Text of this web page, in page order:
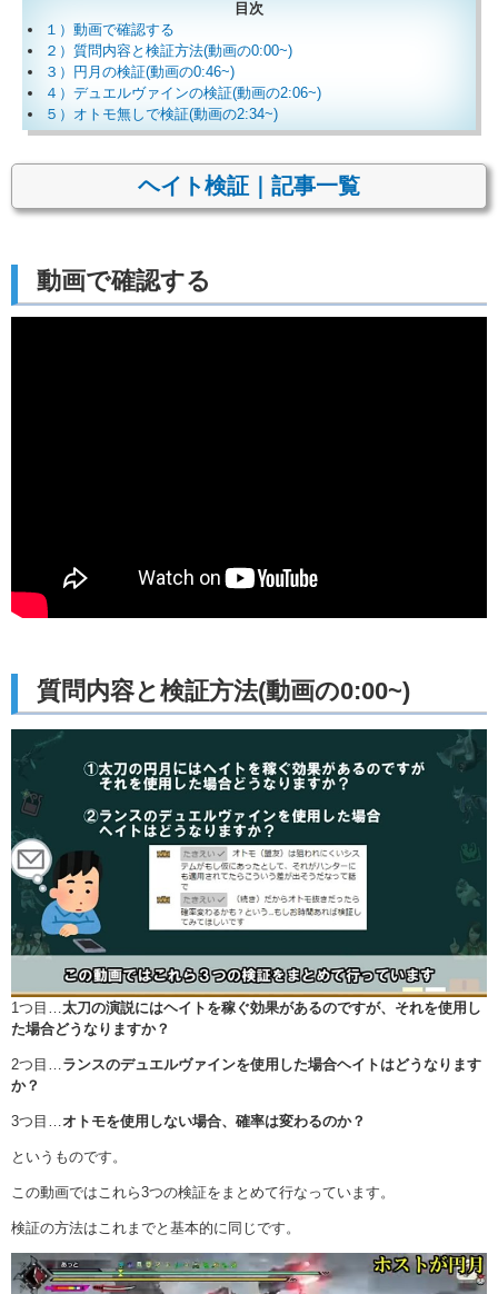
目次
１）動画で確認する
２）質問内容と検証方法(動画の0:00~)
３）円月の検証(動画の0:46~)
４）デュエルヴァインの検証(動画の2:06~)
５）オトモ無しで検証(動画の2:34~)
ヘイト検証｜記事一覧
動画で確認する
質問内容と検証方法(動画の0:00~)
1つ目…太刀の演説にはヘイトを稼ぐ効果があるのですが、それを使用し
た場合どうなりますか？
2つ目…ランスのデュエルヴァインを使用した場合ヘイトはどうなります
か？
3つ目…オトモを使用しない場合、確率は変わるのか？
というものです。
この動画ではこれら3つの検証をまとめて行なっています。
検証の方法はこれまでと基本的に同じです。